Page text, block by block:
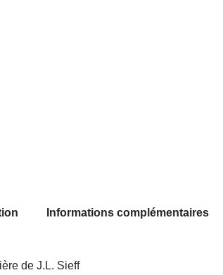
Informations complémentaires
de J.L. Sieff